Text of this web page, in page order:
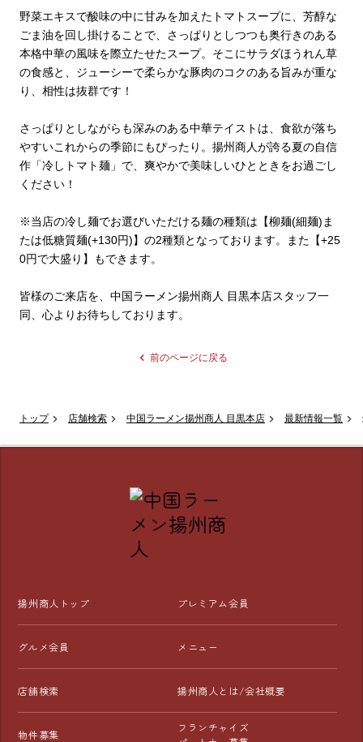
トップ 店舗検索 中国ラーメン揚州商人 目黒本店 最新情報一覧
野菜エキスで酸味の中に甘みを加えたトマトスープに、芳醇な
ごま油を回し掛けることで、さっぱりとしつつも奥行きのある
本格中華の風味を際立たせたスープ。そこにサラダほうれん草
の食感と、ジューシーで柔らかな豚肉のコクのある旨みが重な
り、相性は抜群です！
さっぱりとしながらも深みのある中華テイストは、食欲が落ち
やすいこれからの季節にもぴったり。揚州商人が誇る夏の自信
作「冷しトマト麺」で、爽やかで美味しいひとときをお過ごし
ください！
※当店の冷し麺でお選びいただける麺の種類は【柳麺(細麺)ま
たは低糖質麺(+130円)】の2種類となっております。また【+25
0円で大盛り】もできます。
皆様のご来店を、中国ラーメン揚州商人 目黒本店スタッフ一
同、心よりお待ちしております。
前のページに戻る
揚州商人トップ プレミアム会員
グルメ会員 メニュー
店舗検索 揚州商人とは/会社概要
物件募集
フランチャイズ